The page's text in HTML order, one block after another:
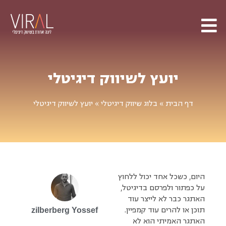
יועץ לשיווק דיגיטלי
דף הבית » בלוג שיווק דיגיטלי » יועץ לשיווק דיגיטלי
Yossef
zilberberg
היום, כשכל אחד יכול ללחוץ
על כפתור ולפרסם בדיגיטל,
האתגר כבר לא לייצר עוד
תוכן או להרים עוד קמפיין.
האתגר האמיתי הוא לא